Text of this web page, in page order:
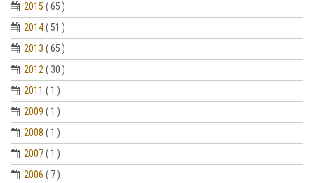
2015 ( 65 )
2014( 51 )
2013 ( 65 )
2012 ( 30 )
2011 ( 1 )
2009 ( 1 )
2008 ( 1 )
2007( 1 )
2006 ( 7 )